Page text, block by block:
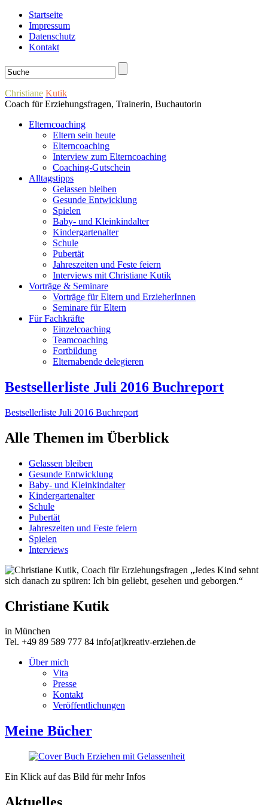
Startseite
Impressum
Datenschutz
Kontakt
Christiane Kutik
Coach für Erziehungsfragen, Trainerin, Buchautorin
Elterncoaching
Eltern sein heute
Elterncoaching
Interview zum Elterncoaching
Coaching-Gutschein
Alltagstipps
Gelassen bleiben
Gesunde Entwicklung
Spielen
Baby- und Kleinkindalter
Kindergartenalter
Schule
Pubertät
Jahreszeiten und Feste feiern
Interviews mit Christiane Kutik
Vorträge & Seminare
Vorträge für Eltern und ErzieherInnen
Seminare für Eltern
Für Fachkräfte
Einzelcoaching
Teamcoaching
Fortbildung
Elternabende delegieren
Bestsellerliste Juli 2016 Buchreport
Bestsellerliste Juli 2016 Buchreport
Alle Themen im Überblick
Gelassen bleiben
Gesunde Entwicklung
Baby- und Kleinkindalter
Kindergartenalter
Schule
Pubertät
Jahreszeiten und Feste feiern
Spielen
Interviews
„Jedes Kind sehnt
sich danach zu spüren: Ich bin geliebt, gesehen und geborgen.“
Christiane Kutik
in München
Tel. +49 89 589 777 84 info[at]kreativ-erziehen.de
Über mich
Vita
Presse
Kontakt
Veröffentlichungen
Meine Bücher
Ein Klick auf das Bild für mehr Infos